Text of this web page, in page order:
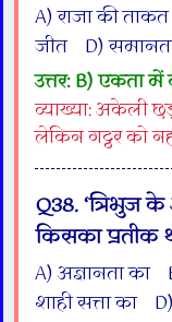
A) राजा की
जीत D)
उत्तर: B) एकता
व्याख्या: अकेली
लेकिन गट्ठर को
Q38. ‘त्रिभुज
किसका प्रतीक
A) अज्ञानता का
शाही सत्ता का